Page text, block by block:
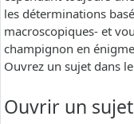
les déterminations
macroscopiques- et
champignon en
Ouvrez un sujet dans
Ouvrir un sujet